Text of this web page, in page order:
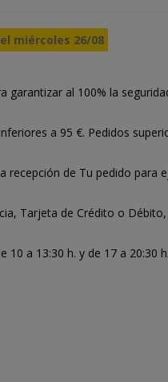
miércoles 26/08
garantizar al 100% la
a 95 €. Pedidos
recepción de Tu pedido para
Tarjeta de Crédito o
10 a 13:30 h. y de 17 a 20:30